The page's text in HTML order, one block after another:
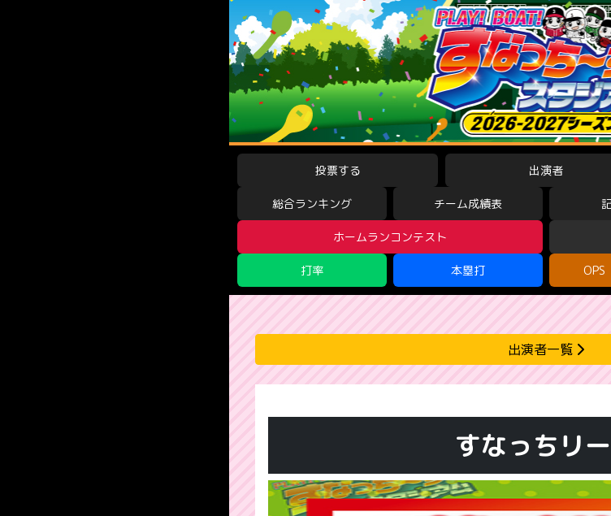
投票する 出演者
総合ランキング チーム成績表
ホームランコンテスト
打率 本塁打 OPS
出演者一覧
すなっちリ